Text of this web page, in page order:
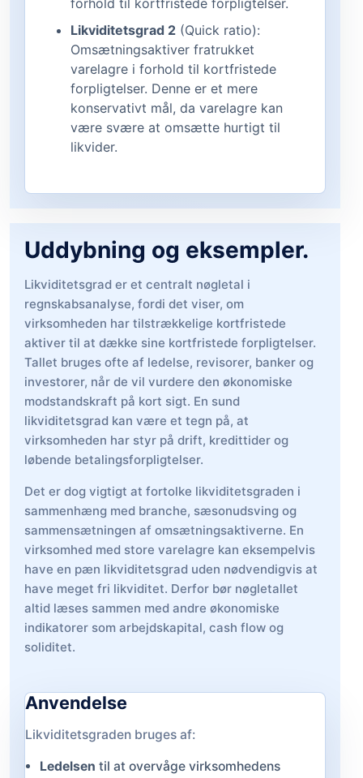
Likviditetsgrad 2(Quick ratio):
Omsætningsaktiver fratrukket
varelagre i forhold til kortfristede
forpligtelser. Denne er et mere
konservativt mål, da varelagre kan
være svære at omsætte hurtigt til
likvider.
Uddybning og eksempler.
Likviditetsgrad er et centralt nøgletal i
regnskabsanalyse, fordi det viser, om
virksomheden har tilstrækkelige kortfristede
aktiver til at dække sine kortfristede forpligtelser.
Tallet bruges ofte af ledelse, revisorer, banker og
investorer, når de vil vurdere den økonomiske
modstandskraft på kort sigt. En sund
likviditetsgrad kan være et tegn på, at
virksomheden har styr på drift, kredittider og
løbende betalingsforpligtelser.
Det er dog vigtigt at fortolke likviditetsgraden i
sammenhæng med branche, sæsonudsving og
sammensætningen af omsætningsaktiverne. En
virksomhed med store varelagre kan eksempelvis
have en pæn likviditetsgrad uden nødvendigvis at
have meget fri likviditet. Derfor bør nøgletallet
altid læses sammen med andre økonomiske
indikatorer som arbejdskapital, cash flow og
soliditet.
Anvendelse
Likviditetsgraden bruges af:
Ledelsen til at overvåge virksomhedens